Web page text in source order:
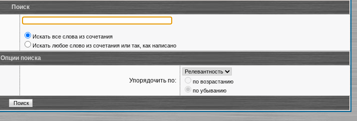
Поиск
Искать все слова из сочетания
Искать любое слово из сочетания или так, как написано
Опции поиска
Упорядочить по:
по возрастанию
по убыванию